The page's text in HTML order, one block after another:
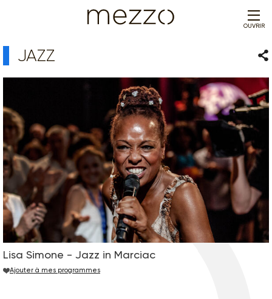
OUVRIR
JAZZ
Lisa Simone - Jazz in Marciac
Ajouter à mes programmes